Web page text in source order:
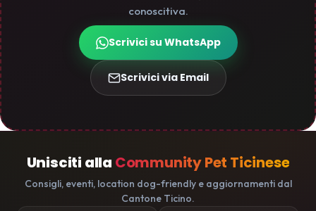
conoscitiva.
Scrivici su WhatsApp
Scrivici via Email
Unisciti alla Community Pet Ticinese
Consigli, eventi, location dog-friendly e aggiornamenti dal
Cantone Ticino.